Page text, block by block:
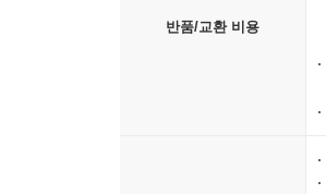
반품/교환 비용